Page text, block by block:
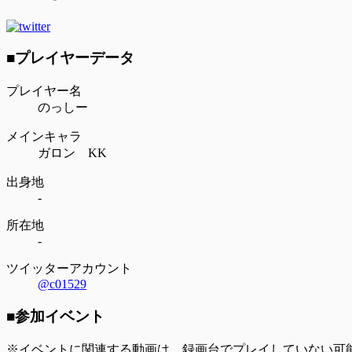
■プレイヤーデータ
プレイヤー名
のっしー
メインキャラ
ガロン KK
出身地
-
所在地
-
ツイッターアカウント
@c01529
■参加イベント
※イベントに関連する動画は、録画台でプレイしていない可